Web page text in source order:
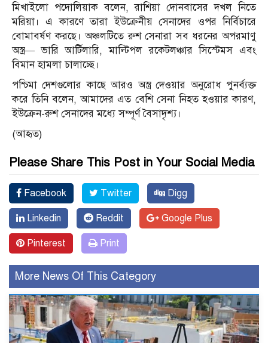
মিখাইলো পদোলিয়াক বলেন, রাশিয়া দোনবাসের দখল নিতে
মরিয়া। এ কারণে তারা ইউক্রেনীয় সেনাদের ওপর নির্বিচারে
বোমাবর্ষণ করছে। অঞ্চলটিতে রুশ সেনারা সব ধরনের অপরমাণু
অস্ত্র— ভারি আর্টিলারি, মাল্টিপল রকেটলঞ্চার সিস্টেমস এবং
বিমান হামলা চালাচ্ছে।
পশ্চিমা দেশগুলোর কাছে আরও অস্ত্র দেওয়ার অনুরোধ পুনর্ব্যক্ত
করে তিনি বলেন, আমাদের এত বেশি সেনা নিহত হওয়ার কারণ,
ইউক্রেন-রুশ সেনাদের মধ্যে সম্পূর্ণ বৈসাদৃশ্য।
(আহৃত)
Please Share This Post in Your Social Media
Facebook Twitter Digg
Linkedin Reddit Google Plus
Pinterest Print
More News Of This Category